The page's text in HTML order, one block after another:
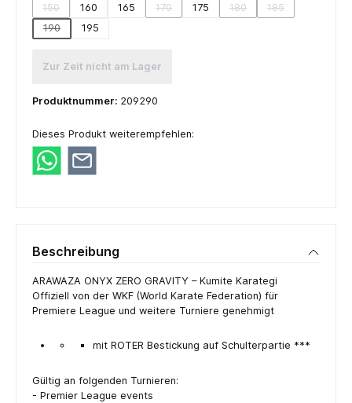
150
(Diese Option ist zurzeit nicht verfügbar.)
160 165 170
(Diese Option ist zurzeit nicht verfügbar.)
175 180
(Diese Option ist zurzeit
185
(Diese Option ist
190
(Diese Option ist zurzeit nicht verfügbar.)
195
Zur Zeit nicht am Lager
Produktnummer: 209290
Dieses Produkt weiterempfehlen:
Beschreibung
ARAWAZA ONYX ZERO GRAVITY – Kumite Karategi
Offiziell von der WKF (World Karate Federation) für
Premiere League und weitere Turniere genehmigt
mit ROTER Bestickung auf Schulterpartie ***
Gültig an folgenden Turnieren:
- Premier League events